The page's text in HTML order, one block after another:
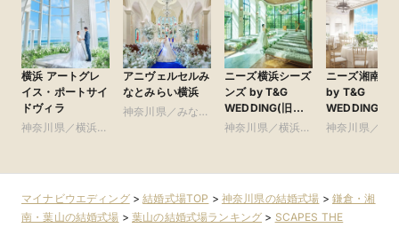
横浜 アートグレ
イス・ポートサイ
ドヴィラ
神奈川県／横浜・
アニヴェルセルみ
なとみらい横浜
神奈川県／みなと
ニーズ横浜シーズ
ンズ by T&G
WEDDING(旧
ザ・シーズンズ)
神奈川県／横浜・
ニーズ湘南茅
by T&G
WEDDING(旧
茅ヶ崎迎賓館
神奈川県／鎌
マイナビウエディング>結婚式場TOP > 神奈川県の結婚式場 > 鎌倉・湘
南・葉山の結婚式場 >葉山の結婚式場ランキング > SCAPES THE